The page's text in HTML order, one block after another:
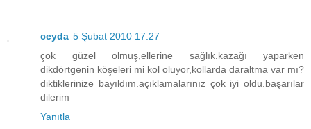
ceyda 5 Şubat 2010 17:27
çok güzel olmuş,ellerine sağlık.kazağı yaparken
dikdörtgenin köşeleri mi kol oluyor,kollarda daraltma var mı?
diktiklerinize bayıldım.açıklamalarınız çok iyi oldu.başarılar
dilerim
Yanıtla